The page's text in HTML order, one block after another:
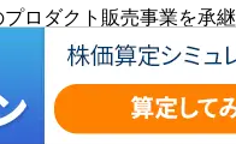
ロダクト販売事業を承継